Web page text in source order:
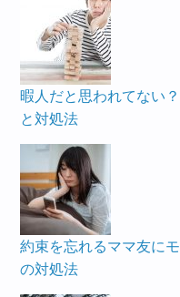
暇人だと思われてない
と対処法
約束を忘れるママ友に
の対処法